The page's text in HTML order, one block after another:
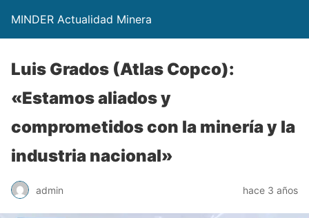
MINDER Actualidad Minera
Luis Grados (Atlas Copco):
«Estamos aliados y
comprometidos con la minería y la
industria nacional»
admin hace 3 años